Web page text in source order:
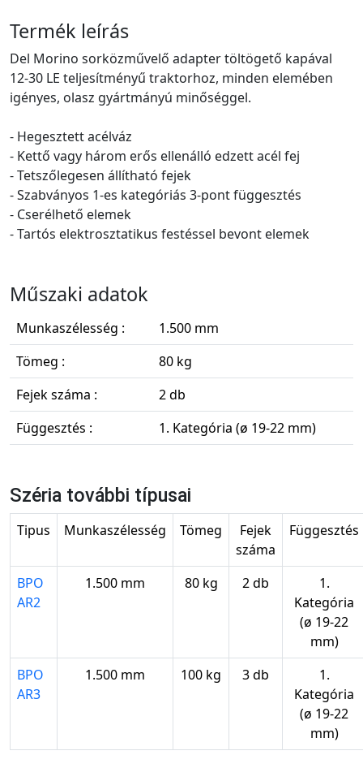
Termék leírás
Del Morino sorközművelő adapter töltögető kapával
12-30 LE teljesítményű traktorhoz, minden elemében
igényes, olasz gyártmányú minőséggel.
- Hegesztett acélváz
- Kettő vagy három erős ellenálló edzett acél fej
- Tetszőlegesen állítható fejek
- Szabványos 1-es kategóriás 3-pont függesztés
- Cserélhető elemek
- Tartós elektrosztatikus festéssel bevont elemek
Műszaki adatok
Munkaszélesség :
1.500 mm
Tömeg :
80 kg
Fejek száma :
2 db
Függesztés :
1. Kategória (ø 19-22 mm)
Széria további típusai
Tipus Munkaszélesség Tömeg
Fejek
száma
Függesztés
BPO
AR2
1.500 mm 80 kg 2 db
1.
Kategória
(ø 19-22
mm)
BPO
AR3
1.500 mm 100 kg 3 db
1.
Kategória
(ø 19-22
mm)